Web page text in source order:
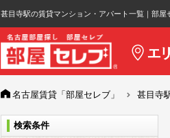
甚目寺駅の賃貸マンション・アパート一覧｜部屋
名古屋賃貸「部屋セレブ」 甚目寺
検索条件